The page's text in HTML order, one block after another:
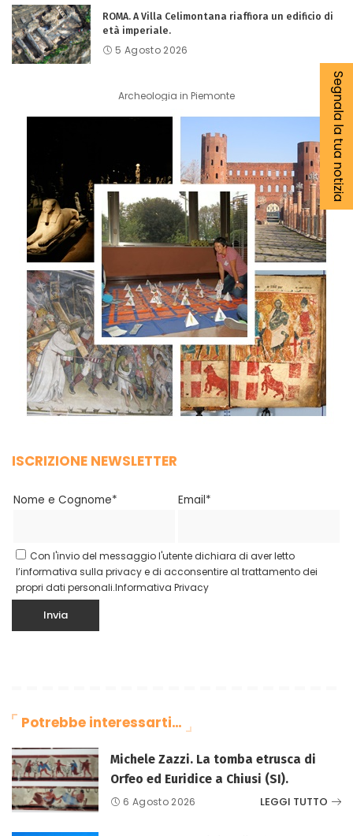
ROMA. A Villa Celimontana riaffiora un edificio di
età imperiale.
5 Agosto 2026
Archeologia in Piemonte
ISCRIZIONE NEWSLETTER
Nome e Cognome* Email*
Con l'invio del messaggio l'utente dichiara di aver letto
l’informativa sulla privacy e di acconsentire al trattamento dei
propri dati personali.Informativa Privacy
Potrebbe interessarti…
Michele Zazzi. La tomba etrusca di
Orfeo ed Euridice a Chiusi (SI).
6 Agosto 2026 LEGGI TUTTO
Segnala la tua notizia